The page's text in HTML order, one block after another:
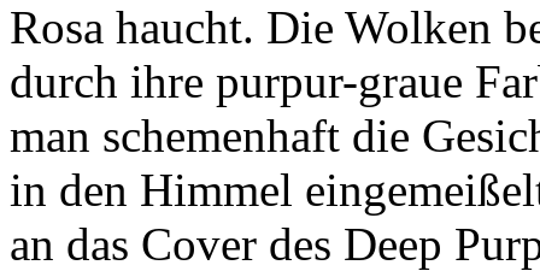
Rosa haucht. Die Wolken
durch ihre purpur-graue
man schemenhaft die
in den Himmel
an das Cover des Deep